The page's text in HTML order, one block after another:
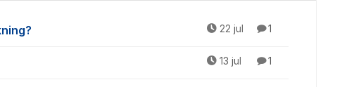
och övriga frågor
22 jul 1
13 jul 1